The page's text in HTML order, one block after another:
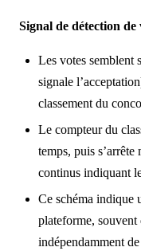
Signal de détection de
Les votes semblent
signale
classement du
Le compteur du
temps, puis
continus indiquant
Ce schéma indique
plateforme,
indépendamment